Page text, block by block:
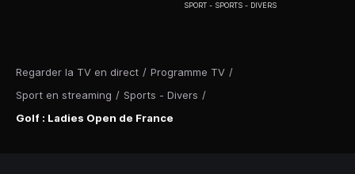
Regarder la TV en direct / Programme TV /
Sport en streaming / Sports - Divers /
Golf : Ladies Open de France
SPORT SPORTS - DIVERS